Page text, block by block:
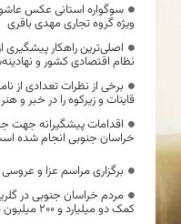
سوگواره استانی عکس
ویژه گروه تجاری مهدی باقری
اصلی‌ترین راهکار
نظام اقتصادی کشور و‌
برخی از نظرات تعدادی از
قاینات و زیرکوه را در خبر و
اقدامات پیشگیرانه جهت
خراسان جنوبی انجام شده
برگزاری مراسم عزا و
کمک دو میلیارد و ۲۰۰ میلیون تومان خیران